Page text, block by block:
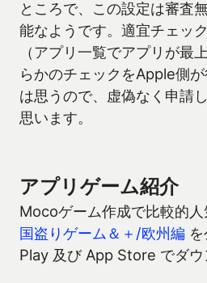
ところで、この設定は審査
能なようです。適宜チェッ
（アプリ一覧でアプリが最
らかのチェックをApple側
は思うので、虚偽なく申請
思います。
アプリゲーム紹介
Mocoゲーム作成で比較的
国盗りゲーム＆＋/欧州編
Play 及び App Store でダウ